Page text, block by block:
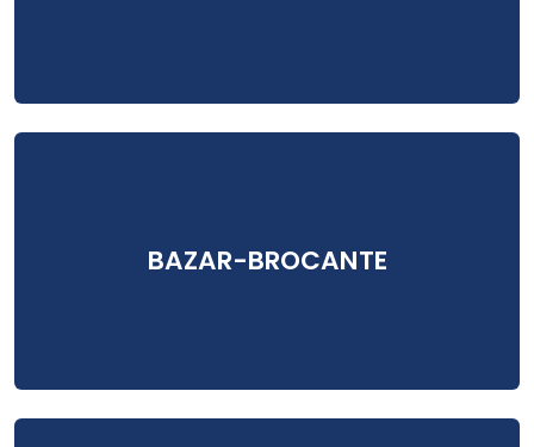
BAZAR-BROCANTE